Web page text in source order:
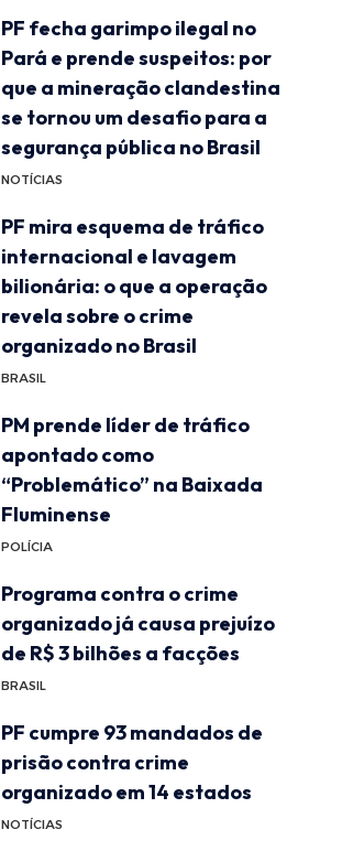
PF fecha garimpo ilegal no
Pará e prende suspeitos: por
que a mineração clandestina
se tornou um desafio para a
segurança pública no Brasil
NOTÍCIAS
PF mira esquema de tráfico
internacional e lavagem
bilionária: o que a operação
revela sobre o crime
organizado no Brasil
BRASIL
PM prende líder de tráfico
apontado como
“Problemático” na Baixada
Fluminense
POLÍCIA
Programa contra o crime
organizado já causa prejuízo
de R$ 3 bilhões a facções
BRASIL
PF cumpre 93 mandados de
prisão contra crime
organizado em 14 estados
NOTÍCIAS